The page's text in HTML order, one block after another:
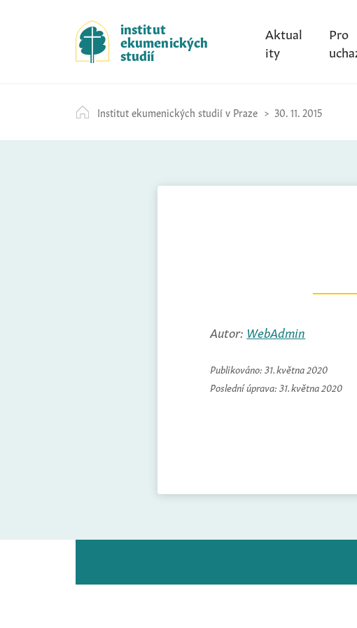
k
i
p
t
c
o
institut
ekumenických
studií
Aktual
ity
Pro
Institut ekumenických studií v Praze 30. 11. 2015
Autor: WebAdmin
Publikováno: 31. května 2020
Poslední úprava: 31. května 2020